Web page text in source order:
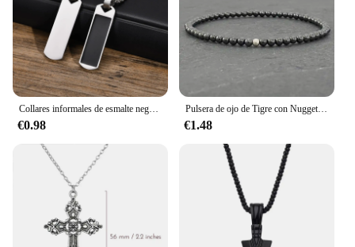
€0.98
Pulsera de ojo de Tigre con Nugget de citrino crudo, piedra lunar Empath, amatista, cuarzo rosa, piedras preciosas, 6mm
€1.48